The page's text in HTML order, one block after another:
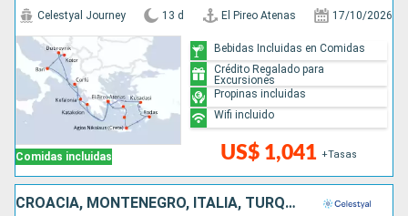
Comidas incluidas
Celestyal Journey 13 d El Pireo Atenas 17/10/2026
US$ 1,041 +Tasas
Bebidas Incluidas en Comidas
Crédito Regalado para
Excursiones
Propinas incluidas
Wifi incluido
CROACIA, MONTENEGRO, ITALIA, TURQUÍA, GRECIA